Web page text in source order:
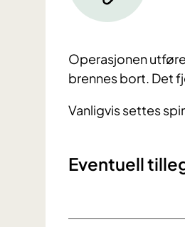
Operasjonen
brennes bort. Det
Vanligvis settes
Eventuell